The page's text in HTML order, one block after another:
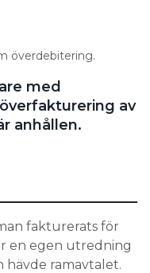
överdebitering.
med
av
anhållen.
fakturerats för
en egen utredning
hävde ramavtalet.